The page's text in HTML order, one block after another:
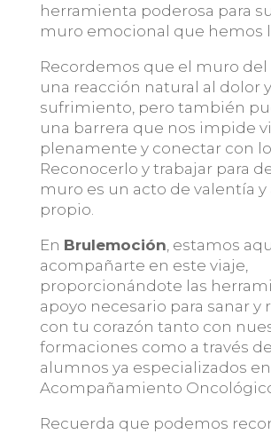
herramienta poderosa para
muro emocional que hemos
Recordemos que el muro del
una reacción natural al dolor y
sufrimiento, pero también
una barrera que nos impide
plenamente y conectar con
Reconocerlo y trabajar para
muro es un acto de valentía
propio.
En Brulemoción, estamos
acompañarte en este viaje,
proporcionándote las
apoyo necesario para sanar y
con tu corazón tanto con
formaciones como a través
alumnos ya especializados en
Acompañamiento
Recuerda que podemos